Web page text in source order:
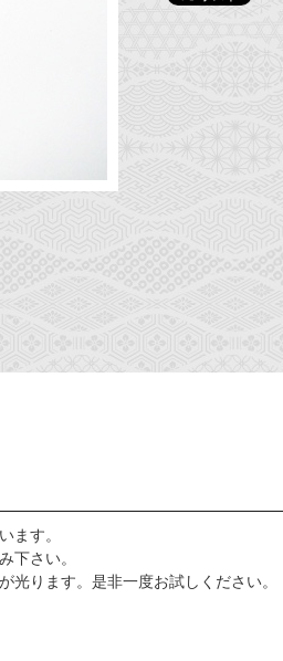
ます。
下さい。
ります。是非一度お試しください。